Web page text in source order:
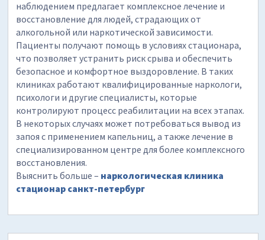
наблюдением предлагает комплексное лечение и
восстановление для людей, страдающих от
алкогольной или наркотической зависимости.
Пациенты получают помощь в условиях стационара,
что позволяет устранить риск срыва и обеспечить
безопасное и комфортное выздоровление. В таких
клиниках работают квалифицированные наркологи,
психологи и другие специалисты, которые
контролируют процесс реабилитации на всех этапах.
В некоторых случаях может потребоваться вывод из
запоя с применением капельниц, а также лечение в
специализированном центре для более комплексного
восстановления.
Выяснить больше – наркологическая клиника
стационар санкт-петербург